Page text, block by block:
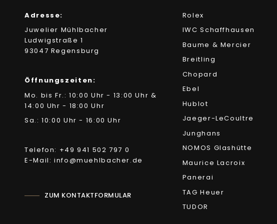
Adresse:
Juwelier Mühlbacher
Ludwigstraße 1
93047 Regensburg
Öffnungszeiten:
Mo. bis Fr.: 10:00 Uhr - 13:00 Uhr &
14:00 Uhr - 18:00 Uhr
Sa.: 10:00 Uhr - 16:00 Uhr
Telefon: +49 941 502 797 0
E-Mail: info@muehlbacher.de
ZUM KONTAKTFORMULAR
Rolex
IWC Schaffhausen
Baume & Mercier
Breitling
Chopard
Ebel
Hublot
Jaeger-LeCoultre
Junghans
NOMOS Glashütte
Maurice Lacroix
Panerai
TAG Heuer
TUDOR